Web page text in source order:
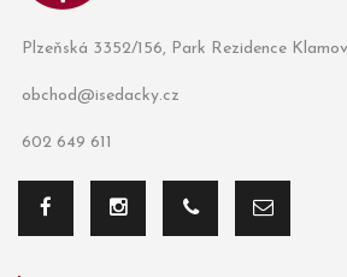
Plzeňská 3352/156, Park Rezidence
obchod@isedacky.cz
602 649 611